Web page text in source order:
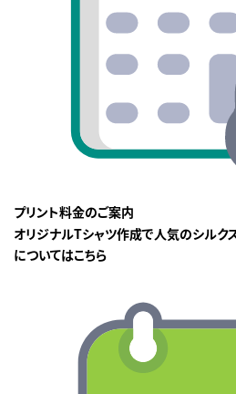
プリント料金のご案内
オリジナルTシャツ作成で人気のシルク
についてはこちら